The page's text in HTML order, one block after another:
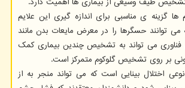
گزینه ی مناسبی برای اندازه گیری این علایم
توانند حسگرها را در معرض مایعات بدن مانند
فناوری می تواند به تشخیص چندین بیماری کمک
بر روی تشخیص گلوکوم متمرکز است.
اختلال بینایی است که می تواند منجر به از